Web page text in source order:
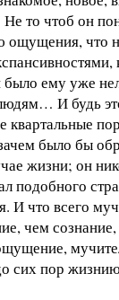
Не то чтоб он
что
ему уже
И будь
квартальные
было бы
жизни; он
подобного
что всего
чем
сих пор